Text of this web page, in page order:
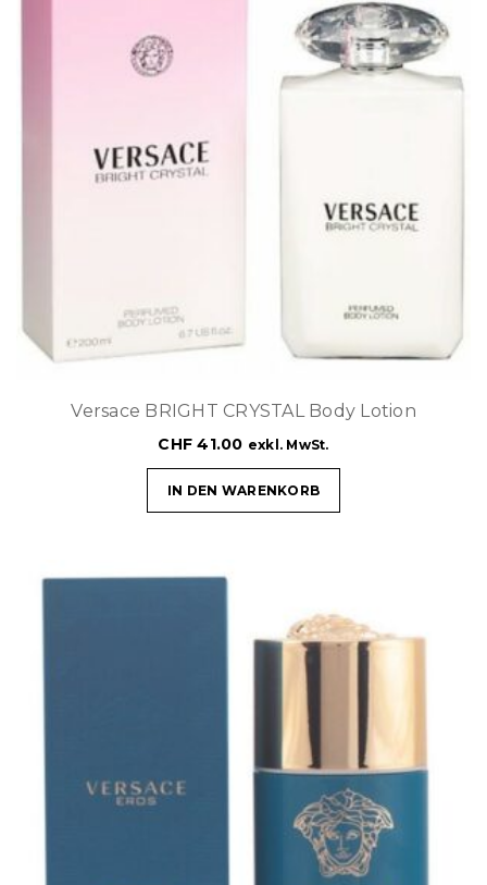
Versace BRIGHT CRYSTAL Body Lotion
CHF 41.00 exkl. MwSt.
IN DEN WARENKORB